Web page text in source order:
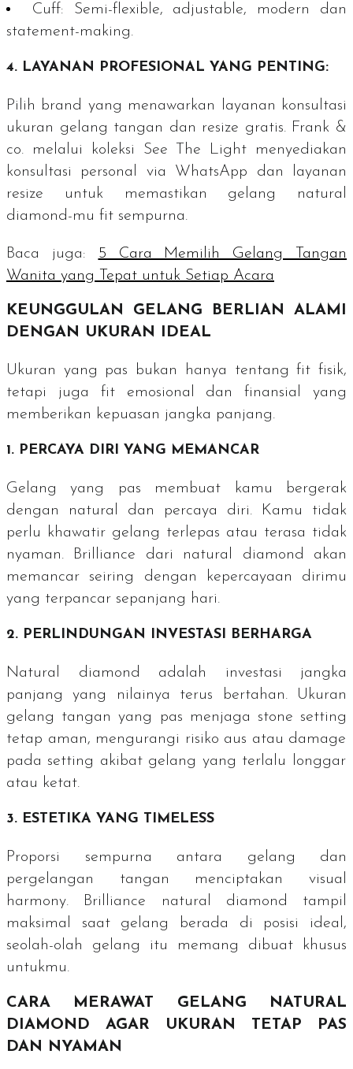
Cuff: Semi-flexible, adjustable, modern dan
statement-making.
4. LAYANAN PROFESIONAL YANG PENTING:
Pilih brand yang menawarkan layanan konsultasi
ukuran gelang tangan dan resize gratis. Frank &
co. melalui koleksi See The Light menyediakan
konsultasi personal via WhatsApp dan layanan
resize untuk memastikan gelang natural
diamond -mu fit sempurna.
Baca juga: 5 Cara Memilih Gelang Tangan
Wanita yang Tepat untuk Setiap Acara
KEUNGGULAN GELANG BERLIAN ALAMI
DENGAN UKURAN IDEAL
Ukuran yang pas bukan hanya tentangfit fisik,
tetapi juga fitemosional dan finansial yang
memberikan kepuasan jangka panjang.
1. PERCAYA DIRI YANG MEMANCAR
Gelang yang pas membuat kamu bergerak
dengan natural dan percaya diri. Kamu tidak
perlu khawatir gelang terlepas atau terasa tidak
nyaman. Brilliance dari natural diamond akan
memancar seiring dengan kepercayaan dirimu
yang terpancar sepanjang hari.
2. PERLINDUNGAN INVESTASI BERHARGA
Natural diamond adalah investasi jangka
panjang yang nilainya terus bertahan. Ukuran
gelang tangan yang pas menjaga stone setting
tetap aman, mengurangi risiko aus atau damage
pada setting akibat gelang yang terlalu longgar
atau ketat.
3. ESTETIKA YANG TIMELESS
Proporsi sempurna antara gelang dan
pergelangan tangan menciptakan visual
harmony. Brilliance natural diamond tampil
maksimal saat gelang berada di posisi ideal,
seolah-olah gelang itu memang dibuat khusus
untukmu.
CARA MERAWAT GELANG NATURAL
DIAMOND AGAR UKURAN TETAP PAS
DAN NYAMAN